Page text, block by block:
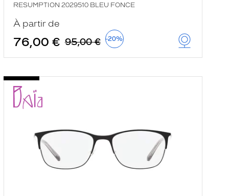
RESUMPTION 2029510 BLEU FONCE
À partir de
76,00 € 95,00 € -20%